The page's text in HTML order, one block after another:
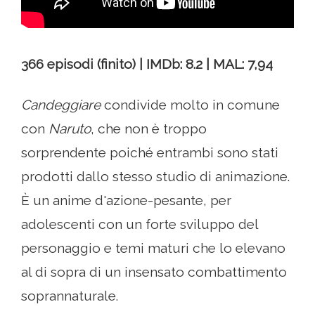
366 episodi (finito) | IMDb: 8.2 | MAL: 7,94
Candeggiarecondivide molto in comune
con Naruto, che non è troppo
sorprendente poiché entrambi sono stati
prodotti dallo stesso studio di animazione.
È un anime d'azione-pesante, per
adolescenti con un forte sviluppo del
personaggio e temi maturi che lo elevano
al di sopra di un insensato combattimento
soprannaturale.